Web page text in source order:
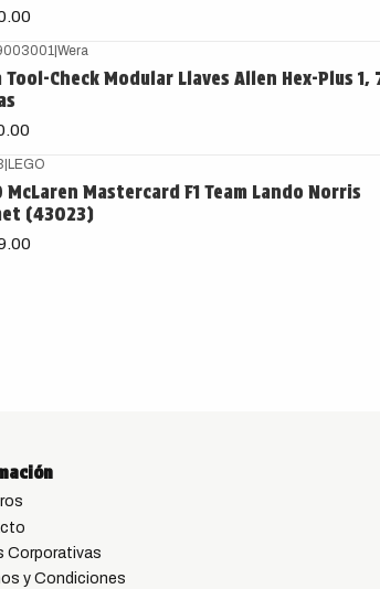
|Wera
Tool-Check Modular Llaves Allen Hex-Plus 1,
|LEGO
McLaren Mastercard F1 Team Lando Norris
(43023)
Corporativas
y Condiciones